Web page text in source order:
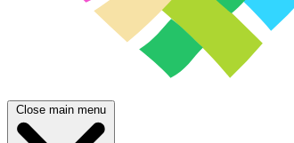
Close main menu